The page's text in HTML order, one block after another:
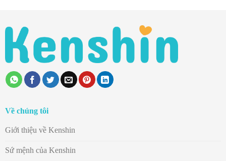
Về chúng tôi
Giới thiệu về Kenshin
Sứ mệnh của Kenshin